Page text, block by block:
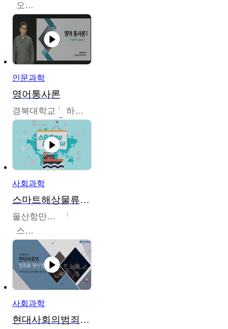
오주원
인문과학
영어통사론
경북대학교 하승완
사회과학
스마트해상물류관리사 교육과정2
울산항만공사
스마트해상물류관리사 교육위원회
사회과학
현대사회의범죄와형사정책